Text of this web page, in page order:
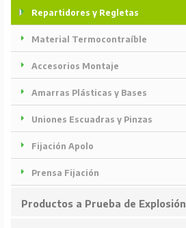
Repartidores y Regletas
Material Termocontraíble
Accesorios Montaje
Amarras Plásticas y Bases
Uniones Escuadras y Pinzas
Fijación Apolo
Prensa Fijación
Productos a Prueba de Explosión